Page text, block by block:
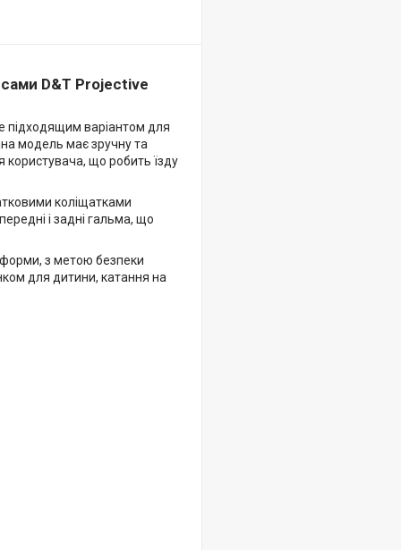
D&T Projective
підходящим варіантом для
модель має зручну та
користувача, що робить їзду
коліщатками
і задні гальма, що
з метою безпеки
для дитини, катання на